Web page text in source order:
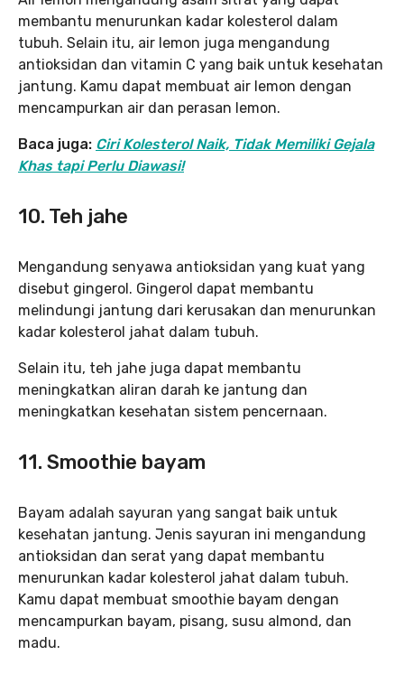
membantu menurunkan kadar kolesterol dalam
tubuh. Selain itu, air lemon juga mengandung
antioksidan dan vitamin C yang baik untuk kesehatan
jantung. Kamu dapat membuat air lemon dengan
mencampurkan air dan perasan lemon.
Baca juga: Ciri Kolesterol Naik, Tidak Memiliki Gejala
Khas tapi Perlu Diawasi!
10. Teh jahe
Mengandung senyawa antioksidan yang kuat yang
disebut gingerol. Gingerol dapat membantu
melindungi jantung dari kerusakan dan menurunkan
kadar kolesterol jahat dalam tubuh.
Selain itu, teh jahe juga dapat membantu
meningkatkan aliran darah ke jantung dan
meningkatkan kesehatan sistem pencernaan.
11. Smoothie bayam
Bayam adalah sayuran yang sangat baik untuk
kesehatan jantung. Jenis sayuran ini mengandung
antioksidan dan serat yang dapat membantu
menurunkan kadar kolesterol jahat dalam tubuh.
Kamu dapat membuat smoothie bayam dengan
mencampurkan bayam, pisang, susu almond, dan
madu.